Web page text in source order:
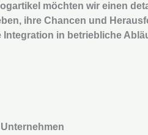
möchten wir einen
ihre Chancen und
in betriebliche